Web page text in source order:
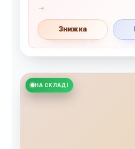
→
Знижка
НА СКЛАДІ